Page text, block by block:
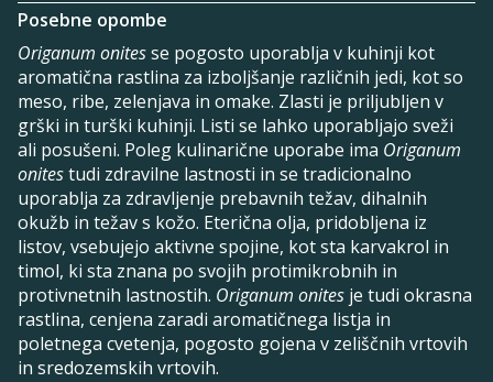
Posebne opombe
Origanum onitesse pogosto uporablja v kuhinji kot
aromatična rastlina za izboljšanje različnih jedi, kot so
meso, ribe, zelenjava in omake. Zlasti je priljubljen v
grški in turški kuhinji. Listi se lahko uporabljajo sveži
ali posušeni. Poleg kulinarične uporabe ima Origanum
onitestudi zdravilne lastnosti in se tradicionalno
uporablja za zdravljenje prebavnih težav, dihalnih
okužb in težav s kožo. Eterična olja, pridobljena iz
listov, vsebujejo aktivne spojine, kot sta karvakrol in
timol, ki sta znana po svojih protimikrobnih in
protivnetnih lastnostih. Origanum onites je tudi okrasna
rastlina, cenjena zaradi aromatičnega listja in
poletnega cvetenja, pogosto gojena v zeliščnih vrtovih
in sredozemskih vrtovih.